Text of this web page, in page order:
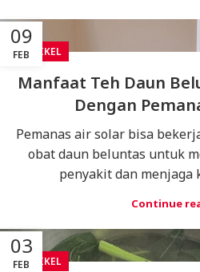
ARTIKEL
Manfaat Teh Daun
Dengan
Pemanas air solar bisa
obat daun beluntas untuk
penyakit dan menjaga
Continue
09
FEB
ARTIKEL
03
FEB